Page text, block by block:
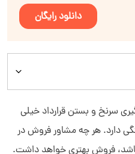
دانلود رایگان
بالای قیف
سرنخ و بستن قرارداد خیلی
دارد. هر چه مشاور فروش در
باشد، فروش بهتری خواهد داشت.